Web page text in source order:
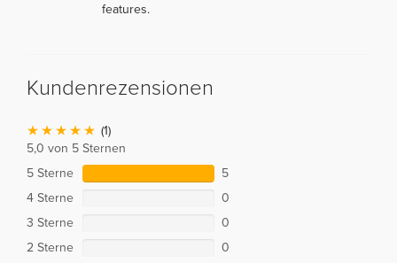
features.
Kundenrezensionen
(1)
5,0 von 5 Sternen
5 Sterne
5
4 Sterne
0
3 Sterne
0
2 Sterne
0